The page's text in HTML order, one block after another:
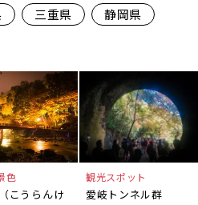
三重県 静岡県
色
こうらんけ
観光スポット
愛岐トンネル群